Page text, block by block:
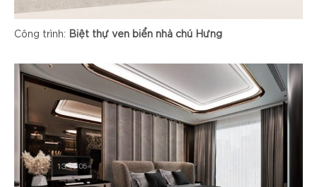
Công trình: Biệt thự ven biển nhà chú Hưng